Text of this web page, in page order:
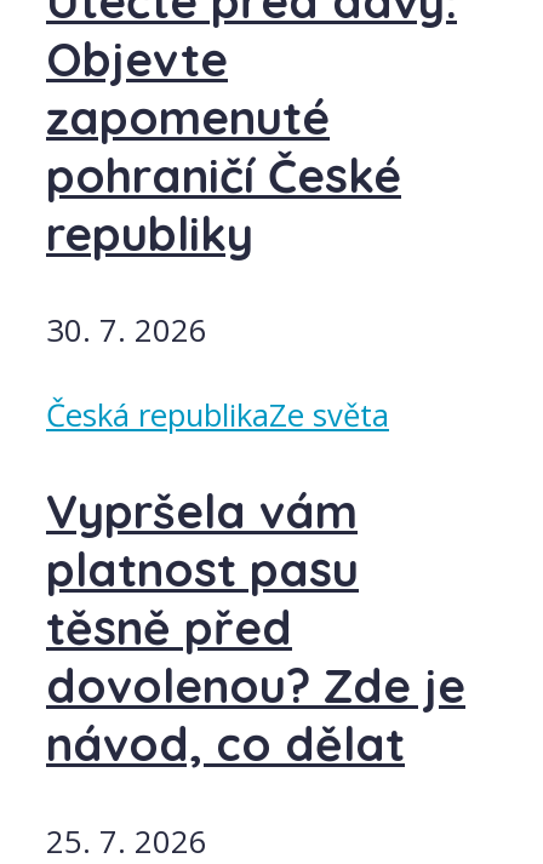
Objevte
zapomenuté
pohraničí České
republiky
30. 7. 2026
Česká republikaZe světa
Vypršela vám
platnost pasu
těsně před
dovolenou? Zde je
návod, co dělat
25. 7. 2026